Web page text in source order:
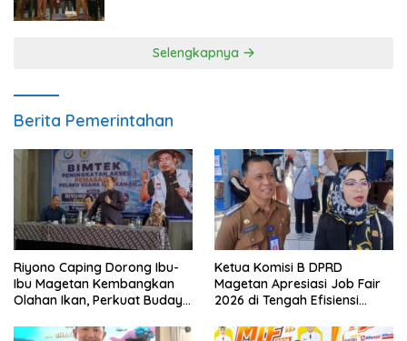
Selengkapnya
Berita Pemerintahan
Riyono Caping Dorong Ibu-
Ibu Magetan Kembangkan
Olahan Ikan, Perkuat Budaya
Ketua Komisi B DPRD
Magetan Apresiasi Job Fair
2026 di Tengah Efisiensi